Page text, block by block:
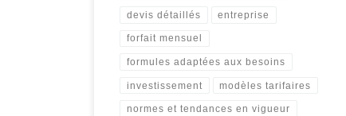
devis détaillés entreprise
forfait mensuel
formules adaptées aux besoins
investissement modèles tarifaires
normes et tendances en vigueur